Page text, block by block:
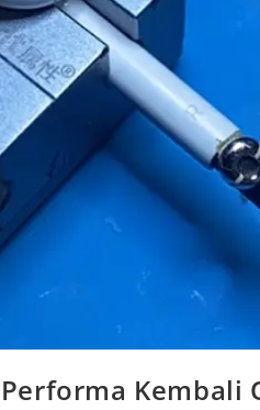
Kembali